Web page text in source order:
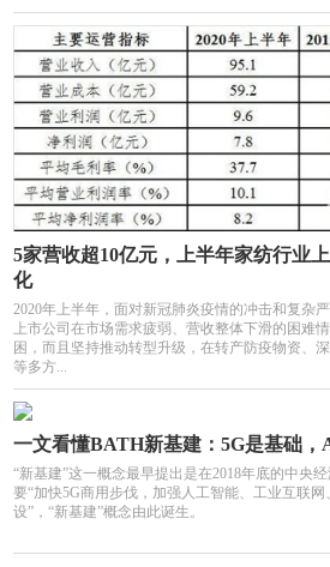
5家营收超10亿元，上半年家纺行业
化
2020年上半年，面对新冠肺炎疫情的冲击和复杂
上市公司在市场需求疲弱、营收整体下滑的困难
困，而且坚持推动转型升级，在转产防疫物资、
等多方...
一文看懂BATH新基建：5G是基础，
“新基建”这一概念最早提出是在2018年底的中央
要“加快5G商用步伐，加强人工智能、工业互联
设”，“新基建”概念由此诞生。